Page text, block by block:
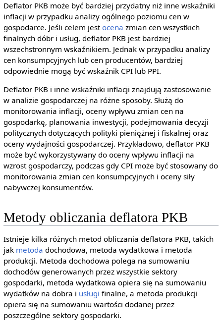
Deflator PKB może być bardziej przydatny niż inne wskaźniki
inflacji w przypadku analizy ogólnego poziomu cen w
gospodarce. Jeśli celem jestocena zmian cen wszystkich
finalnych dóbr i usług, deflator PKB jest bardziej
wszechstronnym wskaźnikiem. Jednak w przypadku analizy
cen konsumpcyjnych lub cen producentów, bardziej
odpowiednie mogą być wskaźnik CPI lub PPI.
Deflator PKB i inne wskaźniki inflacji znajdują zastosowanie
w analizie gospodarczej na różne sposoby. Służą do
monitorowania inflacji, oceny wpływu zmian cen na
gospodarkę, planowania inwestycji, podejmowania decyzji
politycznych dotyczących polityki pieniężnej i fiskalnej oraz
oceny wydajności gospodarczej. Przykładowo, deflator PKB
może być wykorzystywany do oceny wpływu inflacji na
wzrost gospodarczy, podczas gdy CPI może być stosowany do
monitorowania zmian cen konsumpcyjnych i oceny siły
nabywczej konsumentów.
Metody obliczania deflatora PKB
Istnieje kilka różnych metod obliczania deflatora PKB, takich
jak metoda dochodowa, metoda wydatkowa i metoda
produkcji. Metoda dochodowa polega na sumowaniu
dochodów generowanych przez wszystkie sektory
gospodarki, metoda wydatkowa opiera się na sumowaniu
wydatków na dobra i usługi finalne, a metoda produkcji
opiera się na sumowaniu wartości dodanej przez
poszczególne sektory gospodarki.